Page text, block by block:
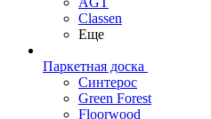
Classen
Еще
Паркетная доска
Синтерос
Green Forest
Floorwood